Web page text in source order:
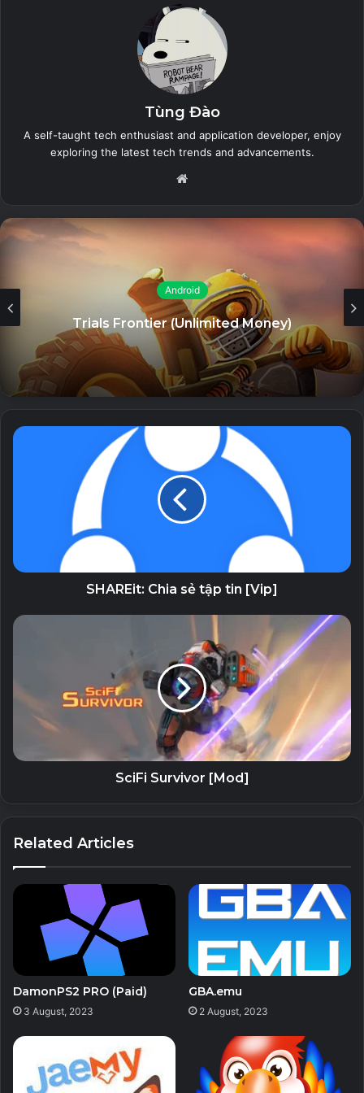
The Sims™ Mobile (Unlimited Money)
26 July, 2023
Zero City: base-building games (MOD
Menu, High Damage/Defense)
26 July, 2023
26 July, 2023
iToolab WatsGo (Unlocked) – Chuyển
WhatsApp giữa Android và iPhone
26 July, 2023
TRẬN ĐẤU TRỰC TUYẾN
Chiến đấu chống lại người chơi từ khắp nơi trên thế giới
GAME TRÒ CHƠI TRỰC TUYẾN VỚI BẠN B
Gửi lời mời và chơi trực tuyến với bạn bè của bạn
NGÂN HÀNG
Giành chiến thắng để nâng thứ hạng và danh hiệu của bạn
từ thủy thủ lên đô đốc!
Tham gia vào các trận chiến trong đấu trường sử thi, mở
khóa những cái mới và nhận phần thưởng!
THÀNH PHỐ CẢNG
Trở thành một anh hùng trong thành phố của riêng bạn mà
bạn thiết kế và xây dựng!
CHƠI VIA BLUETOOTH
Thiết lập các trận chiến với bạn bè, đồng nghiệp của bạn
CHƠI VỚI BẠN B FR
Chơi với bạn bè trên một điện thoại (máy tính bảng), thay
phiên nhau đặt tàu của bạn, chọn kho vũ khí của bạn và
chiến đấu!
ĐÀO TẠO VỚI BOT
Chọn mức độ khó thích hợp và cố gắng đánh bại AI (trí tuệ
nhân tạo).
TÙY CHỈNH
Tùy chỉnh hạm đội chiến tranh và thiết bị kho vũ khí của
bạn và mở khóa nhiều giao diện khác nhau từ thời Thế
Tùng Đào
A self-taught tech enthusiast and application developer, enjoy
exploring the latest tech trends and advancements.
Android
Trials Frontier (Unlimited Money)
SHAREit: Chia sẻ tập tin [Vip]
SciFi Survivor [Mod]
Related Articles
DamonPS2 PRO (Paid)
3 August, 2023
GBA.emu
2 August, 2023